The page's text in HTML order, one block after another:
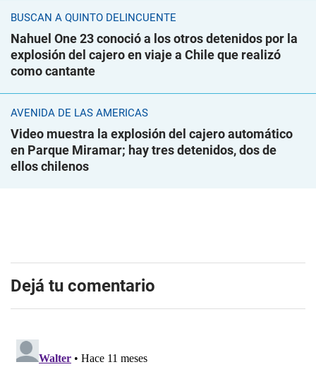
BUSCAN A QUINTO DELINCUENTE
Nahuel One 23 conoció a los otros detenidos por la
explosión del cajero en viaje a Chile que realizó
como cantante
AVENIDA DE LAS AMÉRICAS
Video muestra la explosión del cajero automático
en Parque Miramar; hay tres detenidos, dos de
ellos chilenos
Dejá tu comentario